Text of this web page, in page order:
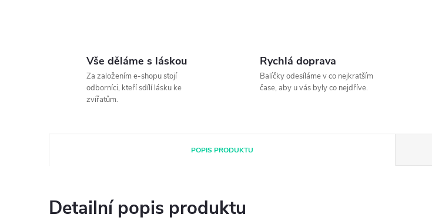
Vše děláme s láskou
Za založením e-shopu stojí
odborníci, kteří sdílí lásku ke
zvířatům.
Rychlá doprava
Balíčky odesíláme v co nejkratším
čase, aby u vás byly co nejdříve.
POPIS PRODUKTU
Detailní popis produktu